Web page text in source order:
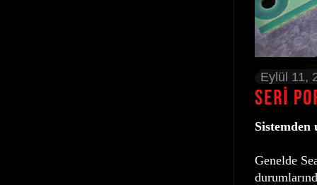
Eylül 11,
Genelde